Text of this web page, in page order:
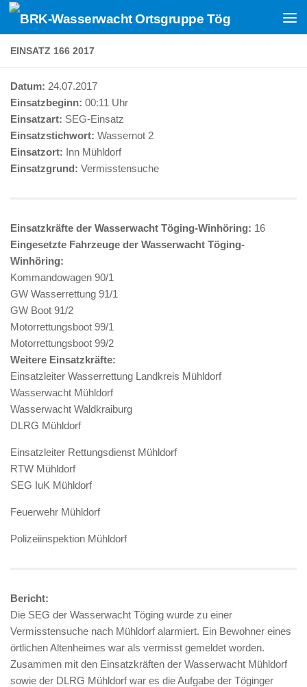
Zum Inhalt springen
EINSATZ 166 2017
Datum: 24.07.2017
Einsatzbeginn: 00:11 Uhr
Einsatzart: SEG-Einsatz
Einsatzstichwort: Wassernot 2
Einsatzort: Inn Mühldorf
Einsatzgrund: Vermisstensuche
Einsatzkräfte der Wasserwacht Töging-Winhöring: 16
Eingesetzte Fahrzeuge der Wasserwacht Töging-
Winhöring:
Kommandowagen 90/1
GW Wasserrettung 91/1
GW Boot 91/2
Motorrettungsboot 99/1
Motorrettungsboot 99/2
Weitere Einsatzkräfte:
Einsatzleiter Wasserrettung Landkreis Mühldorf
Wasserwacht Mühldorf
Wasserwacht Waldkraiburg
DLRG Mühldorf
Einsatzleiter Rettungsdienst Mühldorf
RTW Mühldorf
SEG IuK Mühldorf
Feuerwehr Mühldorf
Polizeiinspektion Mühldorf
Bericht:
Die SEG der Wasserwacht Töging wurde zu einer
Vermisstensuche nach Mühldorf alarmiert. Ein Bewohner eines
örtlichen Altenheimes war als vermisst gemeldet worden.
Zusammen mit den Einsatzkräften der Wasserwacht Mühldorf
sowie der DLRG Mühldorf war es die Aufgabe der Töginger